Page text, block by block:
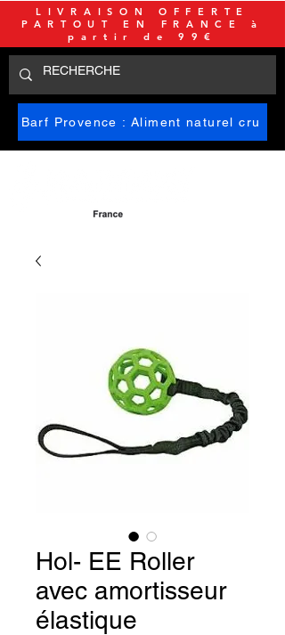
Barf Provence : Aliment naturel cru
LIVRAISON OFFERTE
PARTOUT EN FRANCE à
partir de 99€
Hol- EE Roller
avec amortisseur
élastique